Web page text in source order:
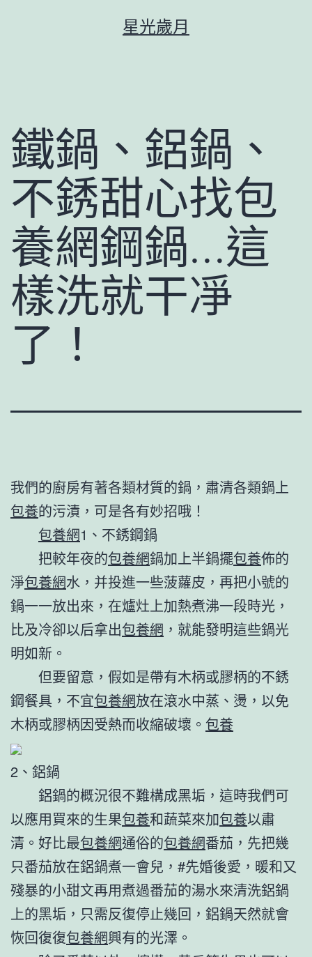
星光歲月
鐵鍋、鋁鍋、
不銹甜心找包
養網鋼鍋…這
樣洗就干凈
了！
我們的廚房有著各類材質的鍋，肅清各類鍋上
包養的污漬，可是各有妙招哦！
包養網1、不銹鋼鍋
把較年夜的包養網鍋加上半鍋擺包養佈的
淨包養網水，并投進一些菠蘿皮，再把小號的
鍋一一放出來，在爐灶上加熱煮沸一段時光，
比及冷卻以后拿出包養網 ，就能發明這些鍋光
明如新。
但要留意，假如是帶有木柄或膠柄的不銹
鋼餐具，不宜包養網放在滾水中蒸、燙，以免
木柄或膠柄因受熱而收縮破壞。 包養
2、鋁鍋
鋁鍋的概況很不難構成黑垢，這時我們可
以應用買來的生果包養和蔬菜來加包養以肅
清。好比最包養網通俗的包養網番茄，先把幾
只番茄放在鋁鍋煮一會兒，#先婚後愛，暖和又
殘暴的小甜文再用煮過番茄的湯水來清洗鋁鍋
上的黑垢，只需反復停止幾回，鋁鍋天然就會
恢回復復包養網興有的光澤。